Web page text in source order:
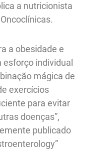
a nutricionista
a obesidade e
esforço individual
mágica de
exercícios
para evitar
doenças”,
publicado